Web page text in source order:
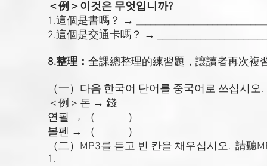
＜例＞이것은 무엇입니까?
1.這個是書嗎？ →
2.這個是交通卡嗎？ →
8.整理： 全課總整理的練習題，讓讀者再次複
（一）다음 한국어 단어를 중국어로 쓰십시
＜例＞돈 → 錢
연필 → （ ）
볼펜 → （ ）
（二）MP3를 듣고 빈 칸을 채우십시오. 請聽
1.